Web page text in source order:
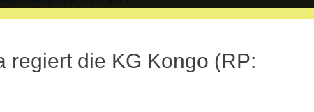
regiert die KG Kongo (RP: